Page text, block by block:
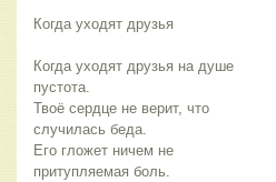
Когда уходят друзья
Когда уходят друзья на душе
пустота.
Твоё сердце не верит, что
случилась беда.
Его гложет ничем не
притупляемая боль.